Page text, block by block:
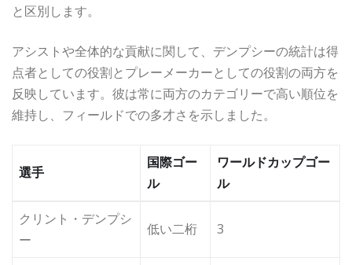
と区別します。
アシストや全体的な貢献に関して、デンプシーの統計は得
点者としての役割とプレーメーカーとしての役割の両方を
反映しています。彼は常に両方のカテゴリーで高い順位を
維持し、フィールドでの多才さを示しました。
選手
国際ゴー
ル
ワールドカップゴー
ル
クリント・デンプシ
ー
低い二桁 3